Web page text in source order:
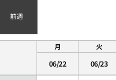
前週
月
06/22
火
06/23